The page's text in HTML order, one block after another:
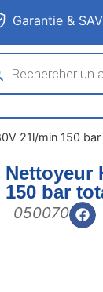
Garantie & SAV
21l/min 150
Nettoyeur
150 bar
050070